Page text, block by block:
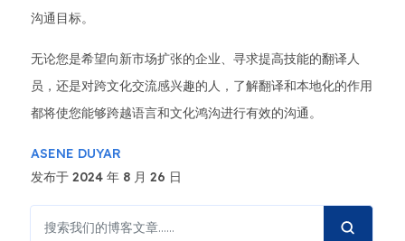
沟通目标。
无论您是希望向新市场扩张的企业、寻求提高技能的翻译人
员，还是对跨文化交流感兴趣的人，了解翻译和本地化的作用
都将使您能够跨越语言和文化鸿沟进行有效的沟通。
ASENE DUYAR
发布于 2024 年 8 月 26 日